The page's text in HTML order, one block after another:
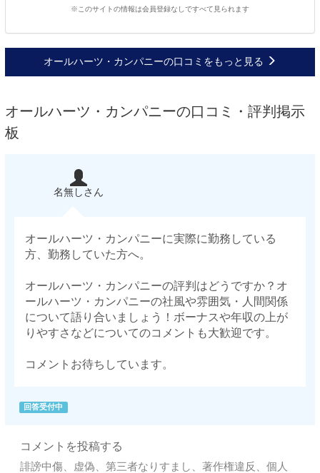
※このサイトの情報は会員登録なしですべて見られます
オールハーツ・カンパニーの口コミをもっと見る
オールハーツ・カンパニーの口コミ・評判掲示
板
名無しさん
オールハーツ・カンパニーに実際に勤務している
方、勤務していた方へ。
オールハーツ・カンパニーの評判はどうですか？オ
ールハーツ・カンパニーの社風や雰囲気・人間関係
について語り合いましょう！ボーナスや年収の上が
りやすさなどについてのコメントも大歓迎です。
コメントお待ちしています。
回答受付中
コメントを投稿する
誹謗中傷、虚偽、第三者なりすまし、著作権違反、個人